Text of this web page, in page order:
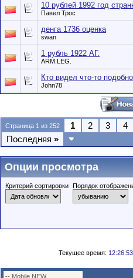
10 рублей 1992 год
Павел Трос
денга 1736 оценка
swan
1 рубль 1922 АГ.
ARM.LEG.
Кто видел что-то
John78
Страница 1 из 252 1 2 3 4
Последняя »
Опции просмотра
Критерий сортировки Порядок
Текущее время: 12:26:53